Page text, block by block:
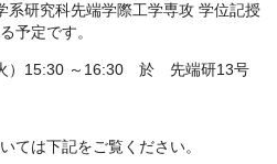
系研究科先端学際工学専攻 学位記授
予定です。
）15:30 ～16:30 於 先端研13号
ては下記をご覧ください。